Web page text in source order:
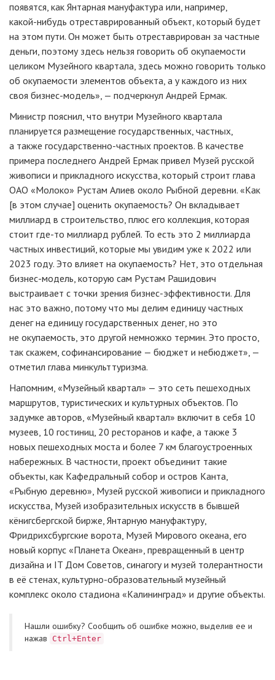
появятся, как Янтарная мануфактура или, например,
какой-нибудь отреставрированный объект, который будет
на этом пути. Он может быть отреставрирован за частные
деньги, поэтому здесь нельзя говорить об окупаемости
целиком Музейного квартала, здесь можно говорить только
об окупаемости элементов объекта, а у каждого из них
своя бизнес-модель», — подчеркнул Андрей Ермак.
Министр пояснил, что внутри Музейного квартала
планируется размещение государственных, частных,
а также государственно-частных проектов. В качестве
примера последнего Андрей Ермак привел Музей русской
живописи и прикладного искусства, который строит глава
ОАО «Молоко» Рустам Алиев около Рыбной деревни. «Как
[в этом случае] оценить окупаемость? Он вкладывает
миллиард в строительство, плюс его коллекция, которая
стоит где-то миллиард рублей. То есть это 2 миллиарда
частных инвестиций, которые мы увидим уже к 2022 или
2023 году. Это влияет на окупаемость? Нет, это отдельная
бизнес-модель, которую сам Рустам Рашидович
выстраивает с точки зрения бизнес-эффективности. Для
нас это важно, потому что мы делим единицу частных
денег на единицу государственных денег, но это
не окупаемость, это другой немножко термин. Это просто,
так скажем, софинансирование — бюджет и небюджет», —
отметил глава минкульттуризма.
Напомним, «Музейный квартал» — это сеть пешеходных
маршрутов, туристических и культурных объектов. По
задумке авторов, «Музейный квартал» включит в себя 10
музеев, 10 гостиниц, 20 ресторанов и кафе, а также 3
новых пешеходных моста и более 7 км благоустроенных
набережных. В частности, проект объединит такие
объекты, как Кафедральный собор и остров Канта,
«Рыбную деревню», Музей русской живописи и прикладного
искусства, Музей изобразительных искусств в бывшей
кёнигсбергской бирже, Янтарную мануфактуру,
Фридрихсбургские ворота, Музей Мирового океана, его
новый корпус «Планета Океан», превращенный в центр
дизайна и IT Дом Советов, синагогу и музей толерантности
в её стенах, культурно-образовательный музейный
комплекс около стадиона «Калининград» и другие объекты.
Нашли ошибку? Cообщить об ошибке можно, выделив ее и
нажав
Ctrl+Enter